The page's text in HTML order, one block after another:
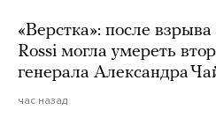
«Верстка»: после
Rossi могла умереть
генерала Александра
час назад